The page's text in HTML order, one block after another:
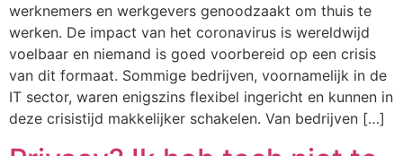
werknemers en werkgevers genoodzaakt om thuis te
werken. De impact van het coronavirus is wereldwijd
voelbaar en niemand is goed voorbereid op een crisis
van dit formaat. Sommige bedrijven, voornamelijk in de
IT sector, waren enigszins flexibel ingericht en kunnen in
deze crisistijd makkelijker schakelen. Van bedrijven […]